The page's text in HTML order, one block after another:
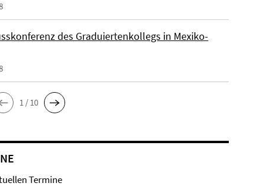
des Graduiertenkollegs in Mexiko-
1 / 10
Termine